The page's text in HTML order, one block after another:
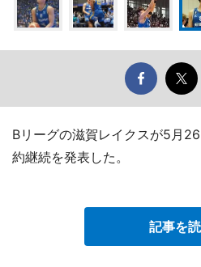
Bリーグの滋賀レイクスが5月
約継続を発表した。
記事を